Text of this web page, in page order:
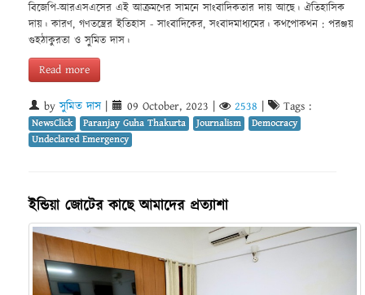
বিজেপি-আরএসএসের এই আক্রমণের সামনে সাংবাদিকতার দায় আছে। ঐতিহাসিক
দায়। কারণ, গণতন্ত্রের ইতিহাস - সাংবাদিকের, সংবাদমাধ্যমের। কথপোকথন : পরঞ্জয়
গুহঠাকুরতা ও সুমিত দাস।
Read more
byসুমিত দাস| 09 October, 2023 2538 Tags :
NewsClick Paranjay Guha Thakurta Journalism
Democracy
Undeclared Emergency
ইন্ডিয়া জোটের কাছে আমাদের প্রত্যাশা